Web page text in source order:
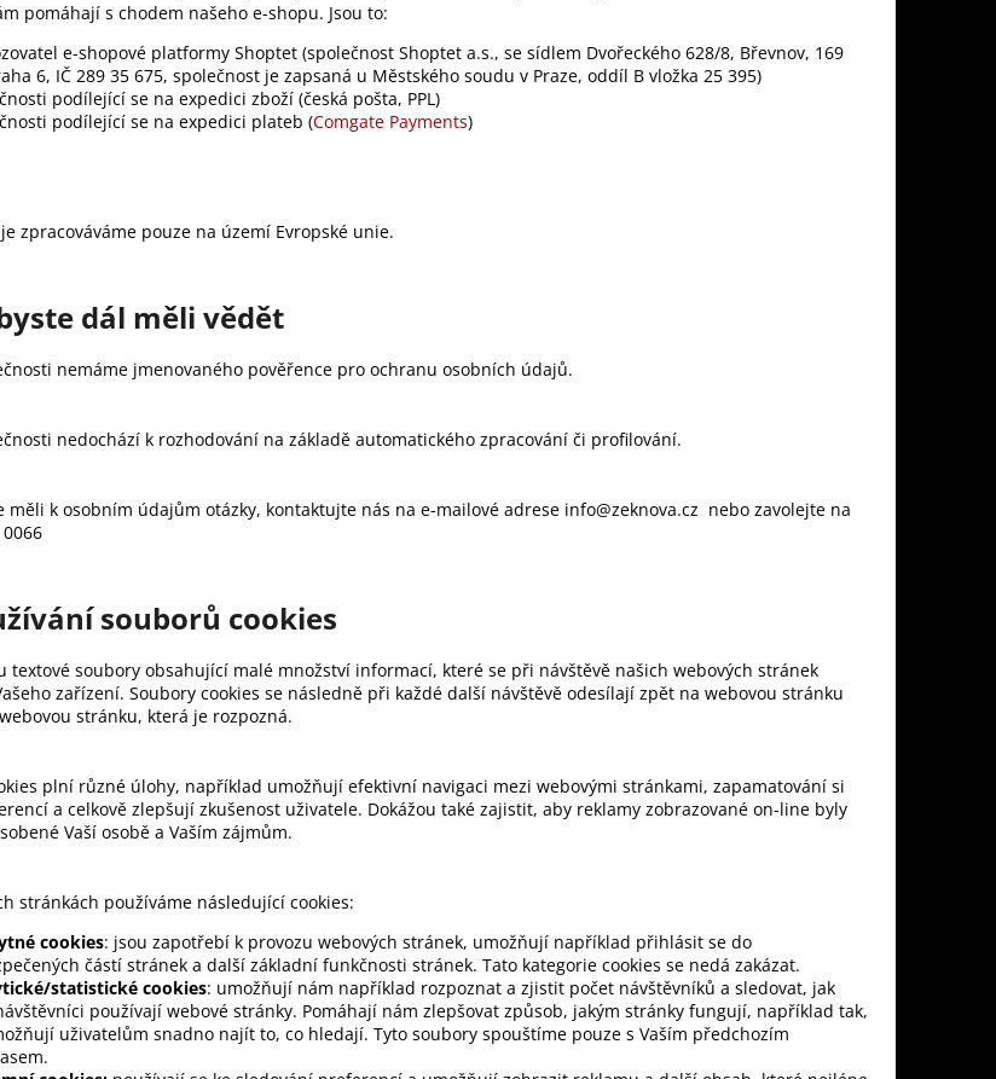
pomáhají s chodem našeho e-shopu. Jsou to:
e-shopové platformy Shoptet (společnost Shoptet a.s., se sídlem Dvořeckého 628/8, Břevnov, 169
6, IČ 289 35 675, společnost je zapsaná u Městského soudu v Praze, oddíl B vložka 25 395)
podílející se na expedici zboží (česká pošta, PPL)
podílející se na expedici plateb (Comgate Payments)
zpracováváme pouze na území Evropské unie.
dál měli vědět
nemáme jmenovaného pověřence pro ochranu osobních údajů.
nedochází k rozhodování na základě automatického zpracování či profilování.
měli k osobním údajům otázky, kontaktujte nás na e-mailové adrese info@zeknova.cz nebo zavolejte na
souborů cookies
textové soubory obsahující malé množství informací, které se při návštěvě našich webových stránek
zařízení. Soubory cookies se následně při každé další návštěvě odesílají zpět na webovou stránku
stránku, která je rozpozná.
plní různé úlohy, například umožňují efektivní navigaci mezi webovými stránkami, zapamatování si
a celkově zlepšují zkušenost uživatele. Dokážou také zajistit, aby reklamy zobrazované on-line byly
Vaší osobě a Vaším zájmům.
stránkách používáme následující cookies:
cookies: jsou zapotřebí k provozu webových stránek, umožňují například přihlásit se do
částí stránek a další základní funkčnosti stránek. Tato kategorie cookies se nedá zakázat.
statistické cookies: umožňují nám například rozpoznat a zjistit počet návštěvníků a sledovat, jak
používají webové stránky. Pomáhají nám zlepšovat způsob, jakým stránky fungují, například tak,
uživatelům snadno najít to, co hledají. Tyto soubory spouštíme pouze s Vaším předchozím